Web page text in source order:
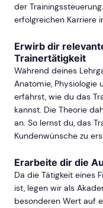
der
erfolgreichen Karriere
Erwirb dir
Trainertätigkeit
Während deines
Anatomie, Physiologie
erfährst, wie du das
kannst. Die Theorie
an. So lernst du, das
Kundenwünsche zu
Erarbeite dir die
Da die Tätigkeit eines
ist, legen wir als
besonderen Wert auf